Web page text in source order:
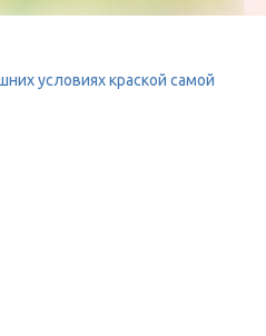
условиях краской самой